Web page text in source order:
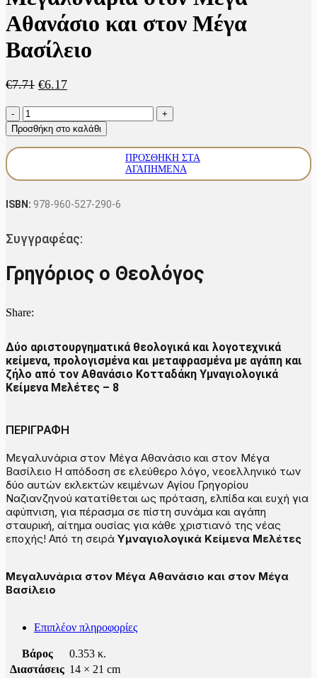
Αθανάσιο και στον Μέγα
Βασίλειο
€7.71 Original
€7.71.
€6.17Η
είναι:
€6.17.
Μεγαλυνάρια
στον
Μέγα
Αθανάσιο
Βασίλειο
Προσθήκη στο καλάθι
ΠΡΟΣΘΉΚΗ ΣΤΑ
ΑΓΑΠΗΜΈΝΑ
ISBN: 978-960-527-290-6
Συγγραφέας:
Γρηγόριος ο Θεολόγος
Share:
Δύο αριστουργηματικά θεολογικά και λογοτεχνικά
κείμενα, προλογισμένα και μεταφρασμένα με αγάπη και
ζήλο από τον Αθανάσιο Κοτταδάκη Υμναγιολογικά
Κείμενα Μελέτες – 8
ΠΕΡΙΓΡΑΦΗ
Μεγαλυνάρια στον Μέγα Αθανάσιο και στον Μέγα
Βασίλειο Η απόδοση σε ελεύθερο λόγο, νεοελληνικό των
δύο αυτών εκλεκτών κειμένων Αγίου Γρηγορίου
Ναζιανζηνού κατατίθεται ως πρόταση, ελπίδα και ευχή για
αφύπνιση, για πέρασμα σε πίστη συνάμα και αγάπη
σταυρική, αίτημα ουσίας για κάθε χριστιανό της νέας
εποχής! Από τη σειρά Υμναγιολογικά Κείμενα Μελέτες
Μεγαλυνάρια στον Μέγα Αθανάσιο και στον Μέγα
Βασίλειο
Επιπλέον πληροφορίες
Βάρος
0.353 κ.
Διαστάσεις 14 × 21 cm